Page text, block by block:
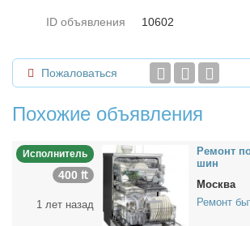
ID объявления 10602
Пожаловаться
Похожие объявления
Исполнитель
400 ₶
1 лет назад
Ре­монт
шин
Москва
Ремонт